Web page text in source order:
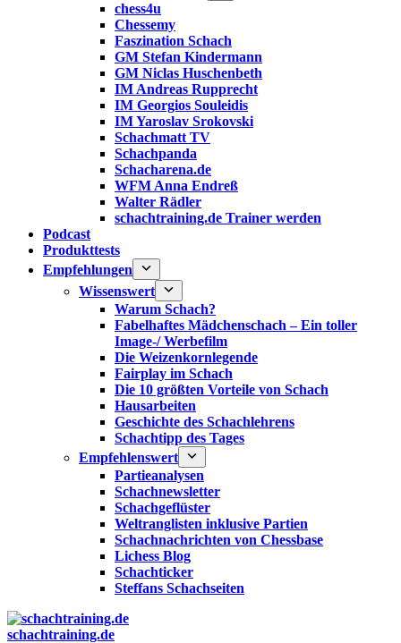
chess4u
Chessemy
Faszination Schach
GM Stefan Kindermann
GM Niclas Huschenbeth
IM Andreas Rupprecht
IM Georgios Souleidis
IM Yaroslav Srokovski
Schachmatt TV
Schachpanda
Schacharena.de
WFM Anna Endreß
Walter Rädler
schachtraining.de Trainer werden
Podcast
Produkttests
Empfehlungen
Wissenswert
Warum Schach?
Fabelhaftes Mädchenschach – Ein toller
Image-/ Werbefilm
Die Weizenkornlegende
Fairplay im Schach
Die 10 größten Vorteile von Schach‎
Hausarbeiten
Geschichte des Schachlehrens
Schachtipp des Tages
Empfehlenswert
Partieanalysen
Schachnewsletter
Schachgeflüster
Weltranglisten inklusive Partien
Schachnachrichten von Chessbase
Lichess Blog
Schachticker
Steffans Schachseiten
schachtraining.de